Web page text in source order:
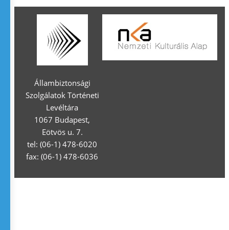
Állambiztonsági
Szolgálatok Történeti
Levéltára
1067 Budapest,
Eötvös u. 7.
tel: (06-1) 478-6020
fax: (06-1) 478-6036